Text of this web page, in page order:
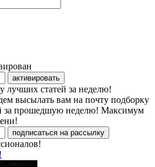
активировать
лучших статей за неделю!
высылать вам на почту подборку
за прошедшую неделю! Максимум
подписаться на рассылку